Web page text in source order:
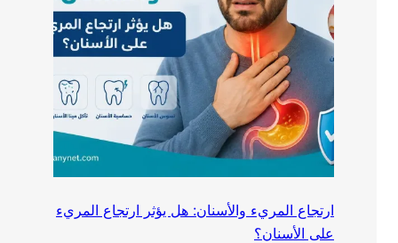
ارتجاع المريء والأسنان: هل يؤثر ارتجاع المريء
على الأسنان؟